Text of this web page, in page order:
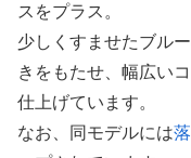
スをプラス。
少しくすませたブル
きをもたせ、幅広い
仕上げています。
なお、同モデルには